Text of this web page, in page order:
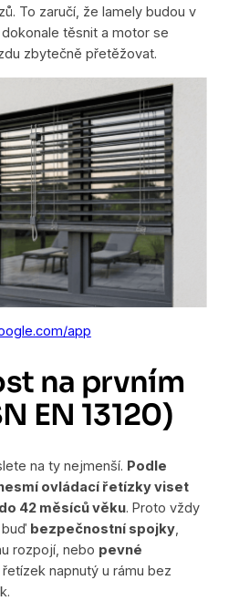
To zaručí, že lamely budou v
těsnit a motor se
zbytečně přetěžovat.
app
na prvním
EN 13120)
na ty nejmenší. Podle
ovládací řetízky viset
42 měsíců věku. Proto vždy
bezpečnostní spojky,
rozpojí, nebo pevné
napnutý u rámu bez